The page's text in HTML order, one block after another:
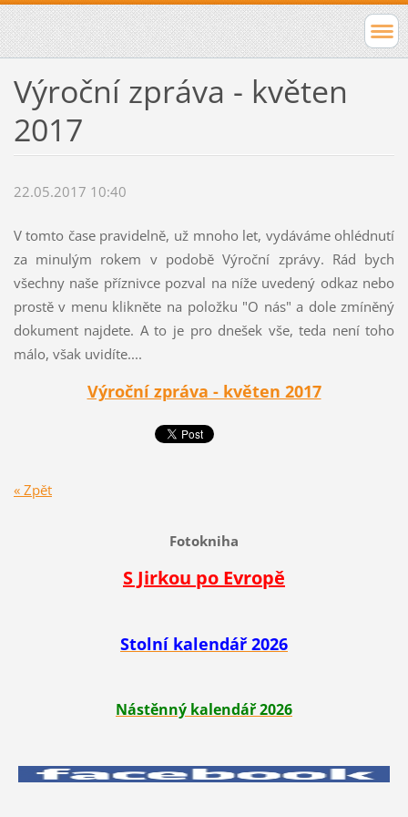
Výroční zpráva - květen
2017
22.05.2017 10:40
V tomto čase pravidelně, už mnoho let, vydáváme ohlédnutí
za minulým rokem v podobě Výroční zprávy. Rád bych
všechny naše příznivce pozval na níže uvedený odkaz nebo
prostě v menu klikněte na položku "O nás" a dole zmíněný
dokument najdete. A to je pro dnešek vše, teda není toho
málo, však uvidíte....
Výroční zpráva - květen 2017
« Zpět
Fotokniha
S Jirkou po Evropě
Stolní kalendář 2026
Nástěnný kalendář 2026